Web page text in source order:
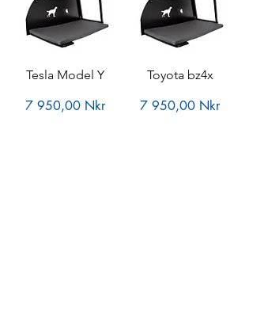
Tesla Model Y
Pris
7 950,00 Nkr
Toyota bz4x
Pris
7 950,00 Nkr